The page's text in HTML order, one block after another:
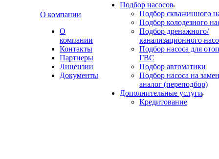
О компании
О
компании
Контакты
Партнеры
Лицензии
Документы
Подбор насосов
Подбор скважинного
Подбор колодезного
Подбор дренажного/
канализационного
Подбор насоса для
ГВС
Подбор автоматики
Подбор насоса на
аналог (переподбор)
Дополнительные услуги
Кредитование